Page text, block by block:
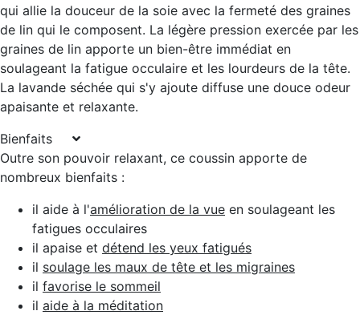
qui allie la douceur de la soie avec la fermeté des graines
de lin qui le composent. La légère pression exercée par les
graines de lin apporte un bien-être immédiat en
soulageant la fatigue occulaire et les lourdeurs de la tête.
La lavande séchée qui s'y ajoute diffuse une douce odeur
apaisante et relaxante.
Bienfaits
Outre son pouvoir relaxant, ce coussin apporte de
nombreux bienfaits :
il aide à l'amélioration de la vue en soulageant les
fatigues occulaires
il apaise et détend les yeux fatigués
il soulage les maux de tête et les migraines
il favorise le sommeil
il aide à la méditation